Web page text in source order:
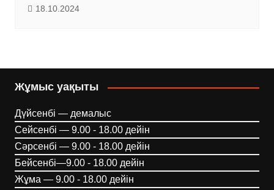
18.10.2024
Жұмыс уақыты
Дүйсенбі — демалыс
Сейсенбі — 9.00 - 18.00 дейін
Сәрсенбі — 9.00 - 18.00 дейін
Бейсенбі—9.00 - 18.00 дейін
Жұма — 9.00 - 18.00 дейін